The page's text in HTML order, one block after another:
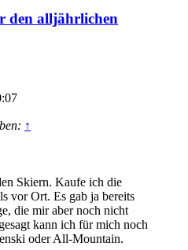
den alljährlichen
↑
Skiern. Kaufe ich die
vor Ort. Es gab ja bereits
die mir aber noch nicht
kann ich für mich noch
oder All-Mountain.